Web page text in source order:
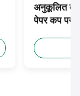
अनुकूलित
पेपर कप